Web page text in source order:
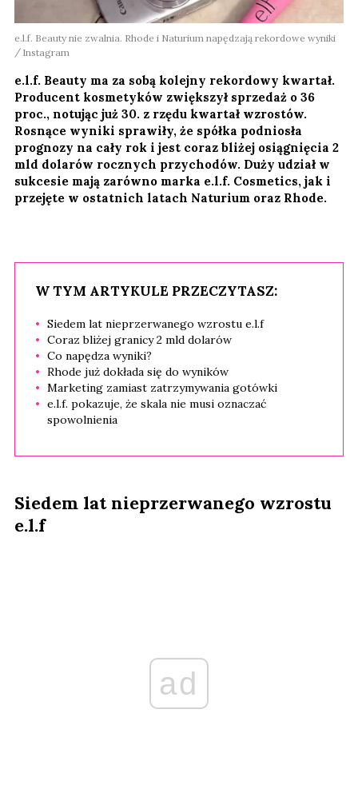
e.l.f. Beauty nie zwalnia. Rhode i Naturium napędzają rekordowe wyniki
Instagram
e.l.f. Beauty ma za sobą kolejny rekordowy kwartał.
Producent kosmetyków zwiększył sprzedaż o 36
proc., notując już 30. z rzędu kwartał wzrostów.
Rosnące wyniki sprawiły, że spółka podniosła
prognozy na cały rok i jest coraz bliżej osiągnięcia 2
mld dolarów rocznych przychodów. Duży udział w
sukcesie mają zarówno marka e.l.f. Cosmetics, jak i
przejęte w ostatnich latach Naturium oraz Rhode.
W TYM ARTYKULE PRZECZYTASZ:
Siedem lat nieprzerwanego wzrostu e.l.f
Coraz bliżej granicy 2 mld dolarów
Co napędza wyniki?
Rhode już dokłada się do wyników
Marketing zamiast zatrzymywania gotówki
e.l.f. pokazuje, że skala nie musi oznaczać
spowolnienia
Siedem lat nieprzerwanego wzrostu
e.l.f
ad